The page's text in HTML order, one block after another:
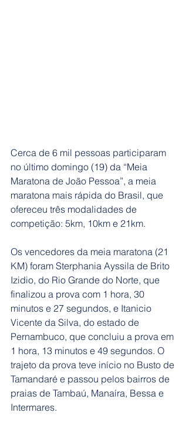
Cerca de 6 mil pessoas participaram
no último domingo (19) da “Meia
Maratona de João Pessoa”, a meia
maratona mais rápida do Brasil, que
ofereceu três modalidades de
competição: 5km, 10km e 21km.
Os vencedores da meia maratona (21
KM) foram Sterphania Ayssila de Brito
Izidio, do Rio Grande do Norte, que
finalizou a prova com 1 hora, 30
minutos e 27 segundos, e Itanicio
Vicente da Silva, do estado de
Pernambuco, que concluiu a prova em
1 hora, 13 minutos e 49 segundos. O
trajeto da prova teve início no Busto de
Tamandaré e passou pelos bairros de
praias de Tambaú, Manaíra, Bessa e
Intermares.